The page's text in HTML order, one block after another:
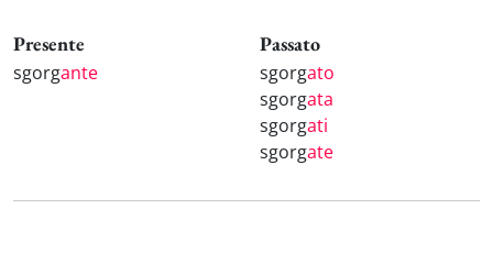
Presente
sgorgante
Passato
sgorgato
sgorgata
sgorgati
sgorgate